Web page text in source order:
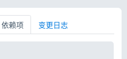
依赖项 变更日志